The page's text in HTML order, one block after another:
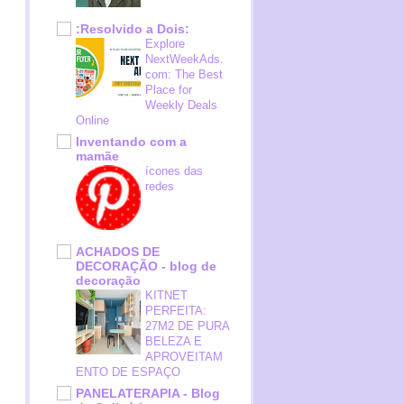
:Resolvido a Dois:
Explore
NextWeekAds.
com: The Best
Place for
Weekly Deals
Online
Inventando com a
mamãe
ícones das
redes
ACHADOS DE
DECORAÇÃO - blog de
decoração
KITNET
PERFEITA:
27M2 DE PURA
BELEZA E
APROVEITAM
ENTO DE ESPAÇO
PANELATERAPIA - Blog